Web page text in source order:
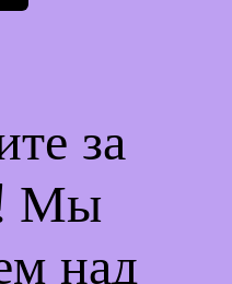
за
Мы
над